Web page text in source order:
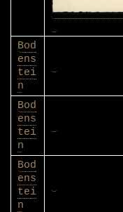
Bod
ens
tei
n
Bod
ens
tei
n
Bod
ens
tei
n